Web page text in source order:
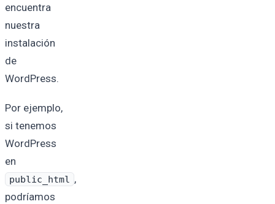
encuentra
nuestra
instalación
de
WordPress.
Por ejemplo,
si tenemos
WordPress
en
public_html
,
podríamos